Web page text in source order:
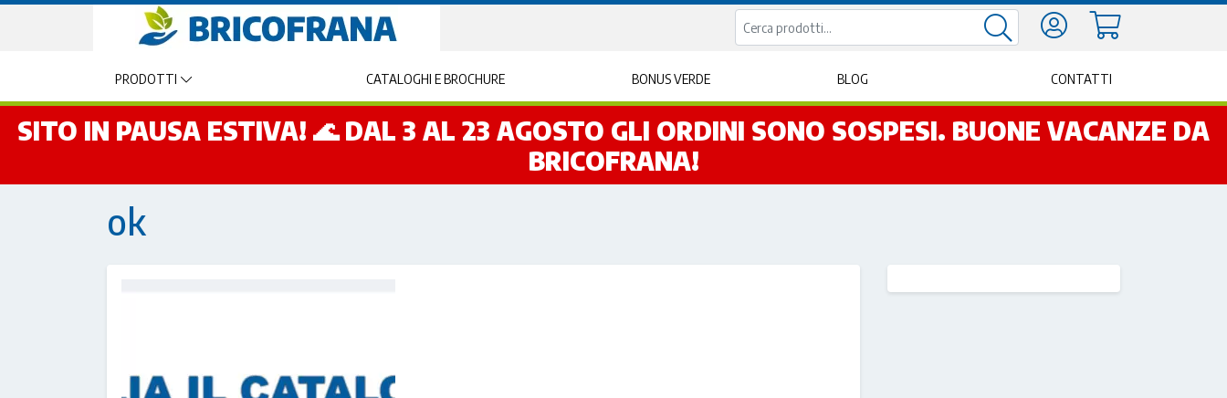
PRODOTTI CATALOGHI E BROCHURE BONUS VERDE BLOG CONTATTI
SITO IN PAUSA ESTIVA! 🌊 DAL 3 AL 23 AGOSTO GLI ORDINI SONO SOSPESI. BUONE VACANZE DA
BRICOFRANA!
ok